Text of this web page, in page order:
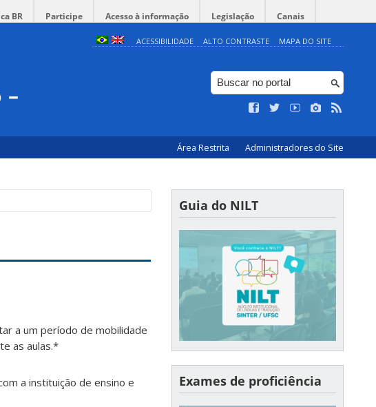
BR Participe Acesso à informação Legislação Canais
ACESSIBILIDADE ALTO CONTRASTE MAPA DO SITE
Área Restrita Administradores do Site
a um período de mobilidade
as aulas.*
a instituição de ensino e
Guia do NILT
Exames de proficiência